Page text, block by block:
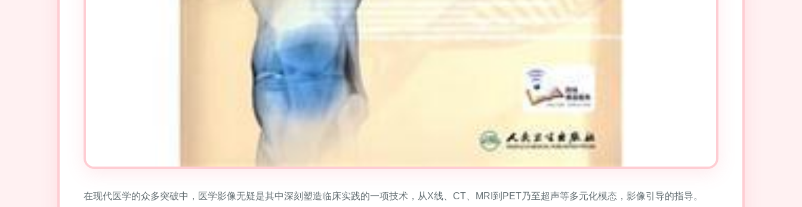
在现代医学的众多突破中，医学影像无疑是其中深刻塑造临床实践的一项技术，从X线、CT、MRI到PET乃至超声等多元化模态，影像引导的指导。